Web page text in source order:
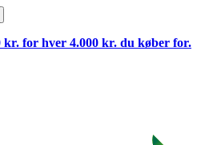
for hver 4.000 kr. du køber for.